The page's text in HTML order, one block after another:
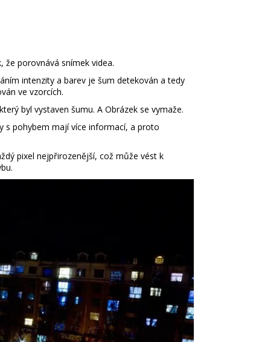
že porovnává snímek videa.
intenzity a barev je šum detekován a tedy
ve vzorcích.
byl vystaven šumu. A Obrázek se vymaže.
s pohybem mají více informací, a proto
pixel nejpřirozenější, což může vést k